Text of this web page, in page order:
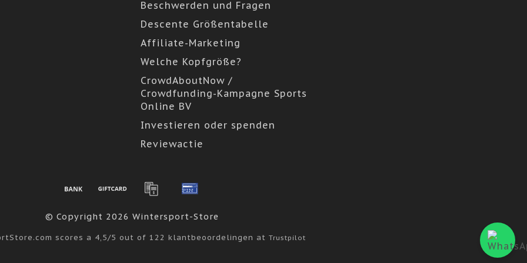
Beschwerden und Fragen
Descente Größentabelle
Affiliate-Marketing
Welche Kopfgröße?
CrowdAboutNow /
Crowdfunding-Kampagne Sports
Online BV
Investieren oder spenden
Reviewactie
© Copyright 2026 Wintersport-Store
scores a 4,5/5 out of 122 klantbeoordelingen at Trustpilot